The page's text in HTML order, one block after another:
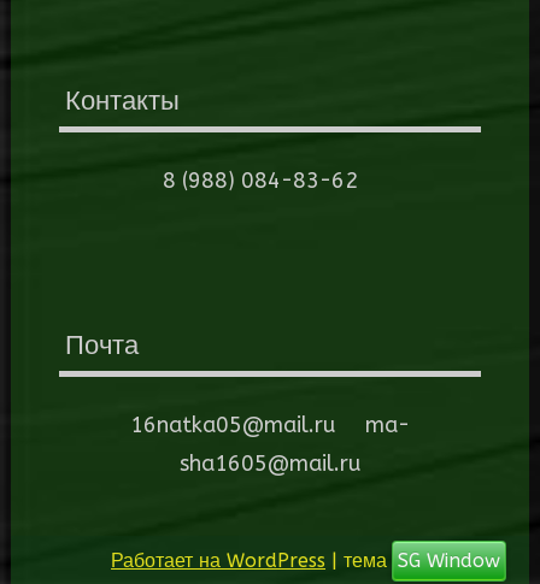
Контакты
8 (988) 084-83-62
Почта
16natka05@mail.ru ma-
sha1605@mail.ru
Работает на WordPress | тема SG Window